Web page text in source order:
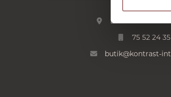
Essen 12 · 6000
75 52 24 35
butik@kontrast-